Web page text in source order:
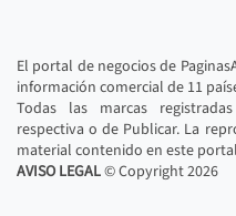
El portal de negocios de
información comercial de 11
Todas las marcas
respectiva o de Publicar. La
material contenido en este
AVISO LEGAL© Copyright2026